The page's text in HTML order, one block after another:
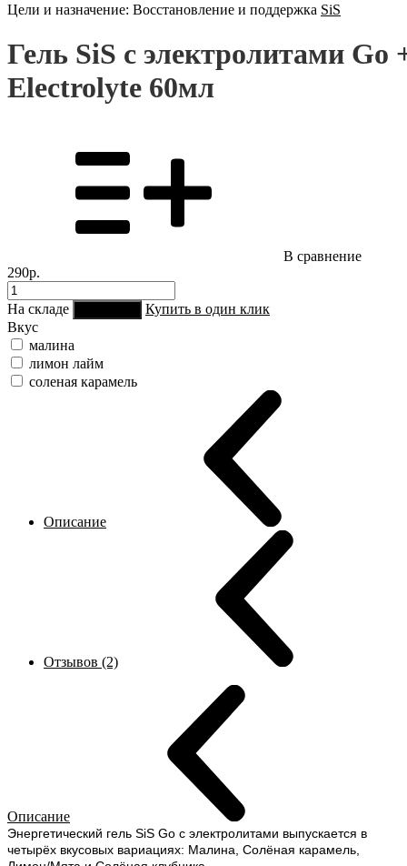
Цели и назначение: Восстановление и поддержка SiS
Гель SiS с электролитами Go
Electrolyte 60мл
В сравнение
290р.
На складе
Купить в один клик
Вкус
малина
лимон лайм
соленая карамель
Описание
Отзывов (2)
Описание
Энергетический гель SiS Go с электролитами выпускается в
четырёх вкусовых вариациях: Малина, Солёная карамель,